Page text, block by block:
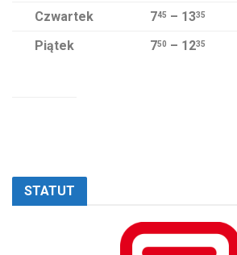
Czwartek 745 – 1335
Piątek 750 – 1235
STATUT